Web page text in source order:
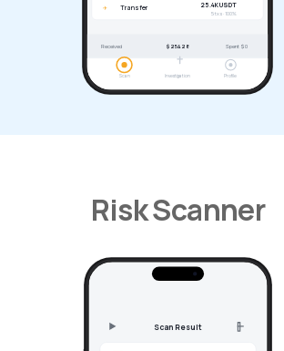
✈ Transfer 25.4K USDT
5 txs · 100%
Received $25428 Spent $0
Scan Investigation Profile
Risk Scanner
Scan Result